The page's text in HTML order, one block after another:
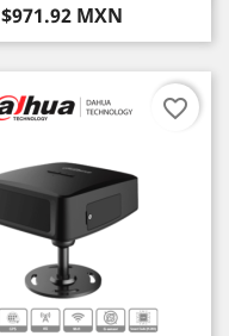
Precio
$971.92 MXN
favorite_border